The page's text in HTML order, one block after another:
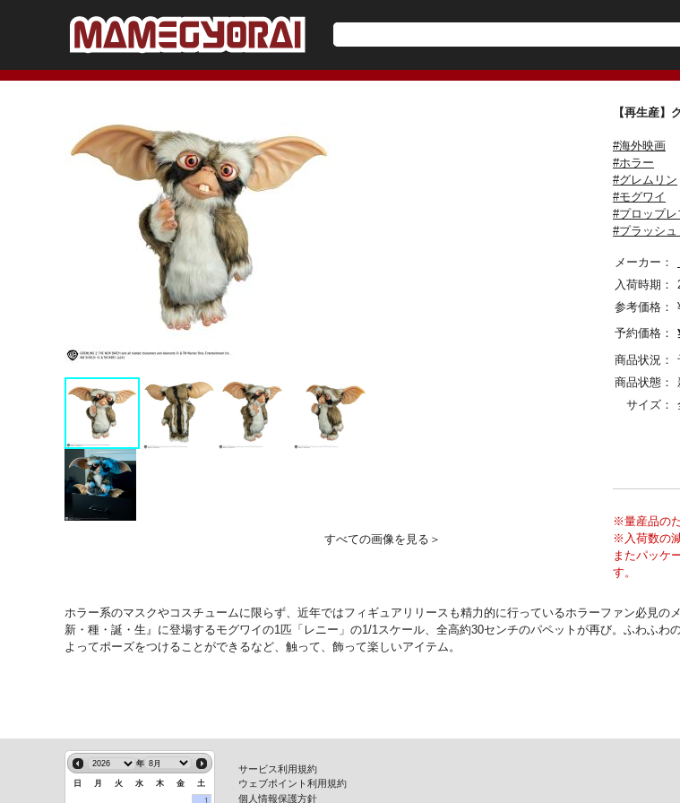
すべての画像を見る＞
【再生産
#海外映画
#ホラー
#グレムリン
#モグワイ
#プロップレ
#プラッシュ
メーカー：
入荷時期：
参考価格：
予約価格：
商品状況：
商品状態：
サイズ：
※量産品の
※入荷数の
またパッケ
す。
ホラー系のマスクやコスチュームに限らず、近年ではフィギュアリリースも精力的に行っているホラーファン必見
新・種・誕・生』に登場するモグワイの1匹「レニー」の1/1スケール、全高約30センチのパペットが再び。ふわふ
よってポーズをつけることができるなど、触って、飾って楽しいアイテム。
年
日 月 火 水 木 金
土
1
サービス利用規約
ウェブポイント利用規約
個人情報保護方針